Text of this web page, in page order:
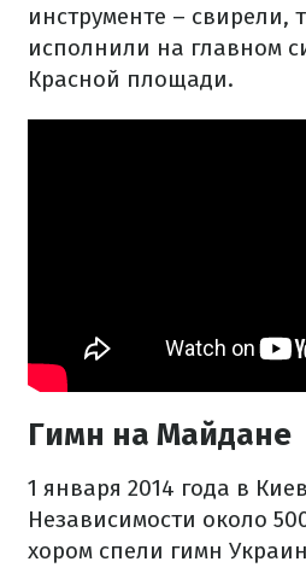
инструменте – свирели,
исполнили на главном
Красной площади.
Гимн на Майдане
1 января 2014 года в
Независимости около
хором спели гимн